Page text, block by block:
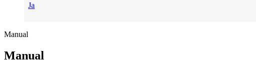
Ja
Manual
Manual